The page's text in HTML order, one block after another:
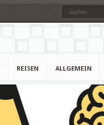
REISEN ALLGEMEIN